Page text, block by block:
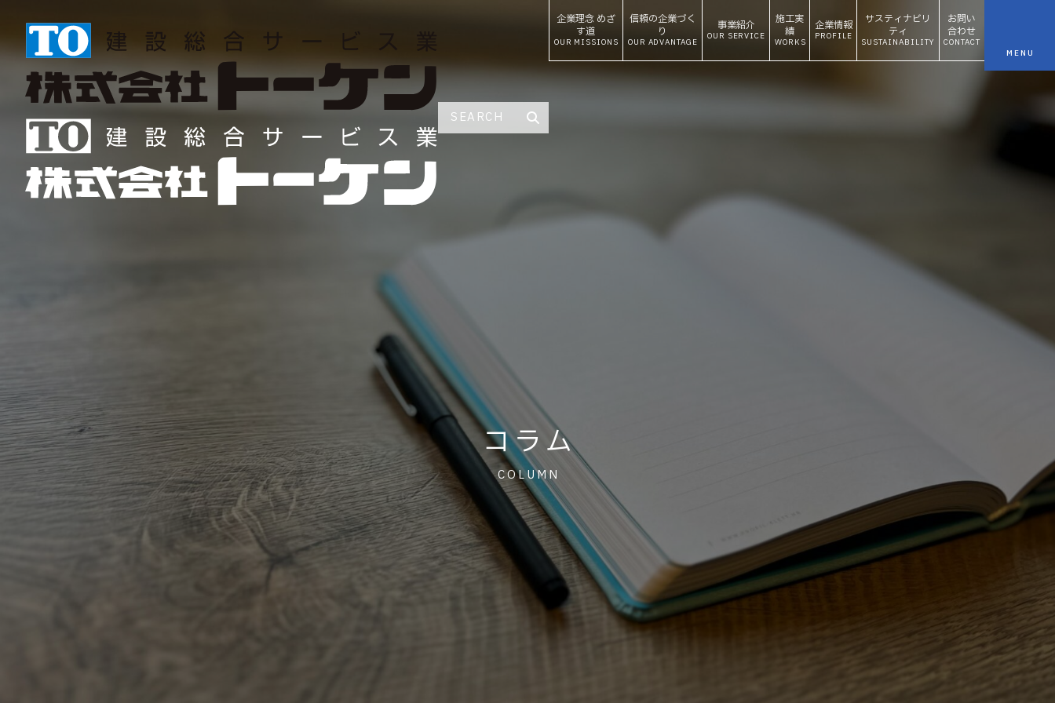
企業理念 めざ
す道
OUR MISSIONS
信頼の企業づく
り
OUR ADVANTAGE
事業紹介
OUR SERVICE
施工実
績
WORKS
企業情報
PROFILE
サスティナビリ
ティ
SUSTAINABILITY
お問い
合わせ
CONTACT
コラム
COLUMN